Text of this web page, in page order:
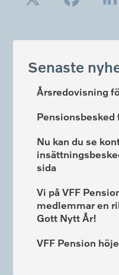
Senaste
Årsredovisning
Nu kan du se
sida
Vi på VFF
medlemmar en
Gott Nytt År!
VFF Pension